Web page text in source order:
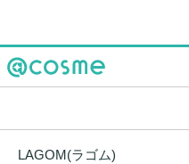
LAGOM(ラゴム)